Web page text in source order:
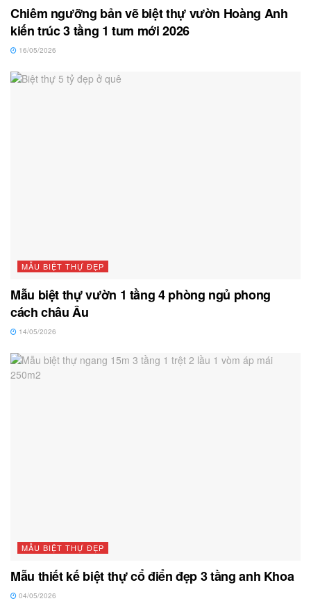
Chiêm ngưỡng bản vẽ biệt thự vườn Hoàng Anh
kiến trúc 3 tầng 1 tum mới 2026
16/05/2026
MẪU BIỆT THỰ ĐẸP
Mẫu biệt thự vườn 1 tầng 4 phòng ngủ phong
cách châu Âu
14/05/2026
MẪU BIỆT THỰ ĐẸP
Mẫu thiết kế biệt thự cổ điển đẹp 3 tầng anh Khoa
04/05/2026